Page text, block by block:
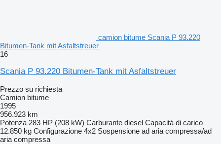
camion bitume Scania P 93.220
Bitumen-Tank mit Asfaltstreuer
16
Scania P 93.220 Bitumen-Tank mit Asfaltstreuer
Prezzo su richiesta
Camion bitume
1995
956.923 km
Potenza 283 HP (208 kW) Carburante diesel Capacità di carico
12.850 kg Configurazione 4x2 Sospensione ad aria compressa/ad
aria compressa